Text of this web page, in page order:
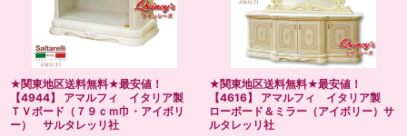
★関東地区送料無料★最安値！
【4944】 アマルフィ イタリア製
ＴＶボード（７９ｃｍ巾・アイボリ
ー） サルタレッリ社
★関東地区送料無料★最安値！
【4616】 アマルフィ イタリア製
ローボード＆ミラー（アイボリー）サ
ルタレッリ社